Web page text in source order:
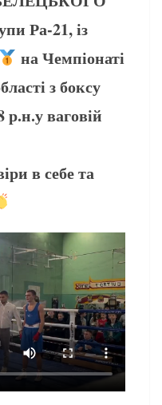
Ра-21, із
на Чемпіонаті
з боксу
р.н.у ваговій
в себе та